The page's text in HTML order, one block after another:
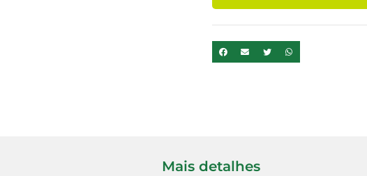
Mais detalhes